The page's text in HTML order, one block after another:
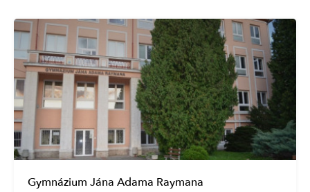
Gymnázium Jána Adama Raymana